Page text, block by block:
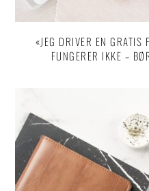
«JEG DRIVER EN GRATIS
FUNGERER IKKE –